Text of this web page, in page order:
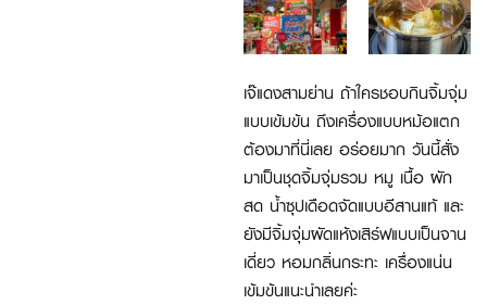
เจ๊แดงสามย่าน ถ้าใครชอบกินจิ้มจุ่ม
แบบเข้มข้น ถึงเครื่องแบบหม้อแตก
ต้องมาที่นี่เลย อร่อยมาก วันนี้สั่ง
มาเป็นชุดจิ้มจุ่มรวม หมู เนื้อ ผัก
สด น้ำซุปเดือดจัดแบบอีสานแท้ และ
ยังมีจิ้มจุ่มผัดแห้งเสิร์ฟแบบเป็นจาน
เดี่ยว หอมกลิ่นกระทะ เครื่องแน่น
เข้มข้นแนะนำเลยค่ะ